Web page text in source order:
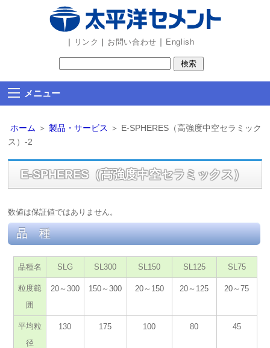
ン
部
読
み
ば
し
ま
す
| リンク | お問い合わせ ｜ English
メニュー
ホーム ＞ 製品・サービス ＞ E-SPHERES（高強度中空セラミック
ス）-2
E-SPHERES（高強度中空セラミックス）
数値は保証値ではありません。
品 種
品種名 SLG SL300 SL150 SL125 SL75
粒度範
囲
20～300 150～300 20～150 20～125 20～75
平均粒
径
130 175 100 80 45